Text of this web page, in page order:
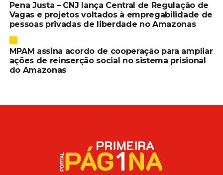
Pena Justa – CNJ lança Central de Regulação de
Vagas e projetos voltados à empregabilidade de
pessoas privadas de liberdade no Amazonas
MPAM assina acordo de cooperação para ampliar
ações de reinserção social no sistema prisional
do Amazonas